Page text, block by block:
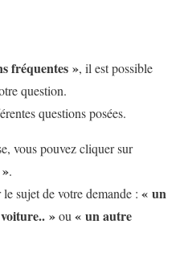
fréquentes », il est possible
question.
questions posées.
vous pouvez cliquer sur
.
sujet de votre demande : « un
»ou « un autre